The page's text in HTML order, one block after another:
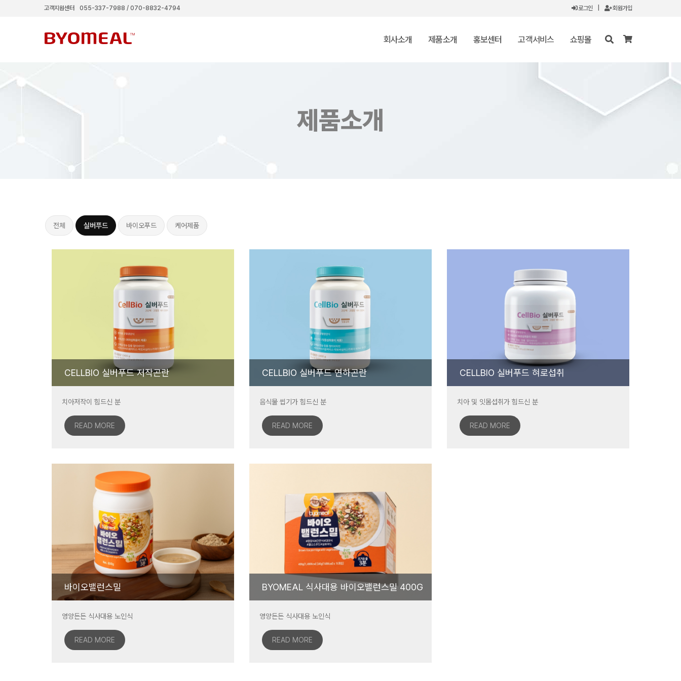
고객지원센터 055-337-7988 / 070-8832-4794 로그인 회원가입
회사소개 제품소개 홍보센터 고객서비스 쇼핑몰
제품소개
전체 실버푸드 바이오푸드 케어제품
CELLBIO 실버푸드 저작곤란
치아저작이 힘드신 분
READ MORE
CELLBIO 실버푸드 연하곤란
음식물 씹기가 힘드신 분
READ MORE
CELLBIO 실버푸드 혀로섭취
치아 및 잇몸섭취가 힘드신 분
READ MORE
바이오밸런스밀
영양든든 식사대용 노인식
READ MORE
BYOMEAL 식사대용 바이오밸런스밀 400G
영양든든 식사대용 노인식
READ MORE